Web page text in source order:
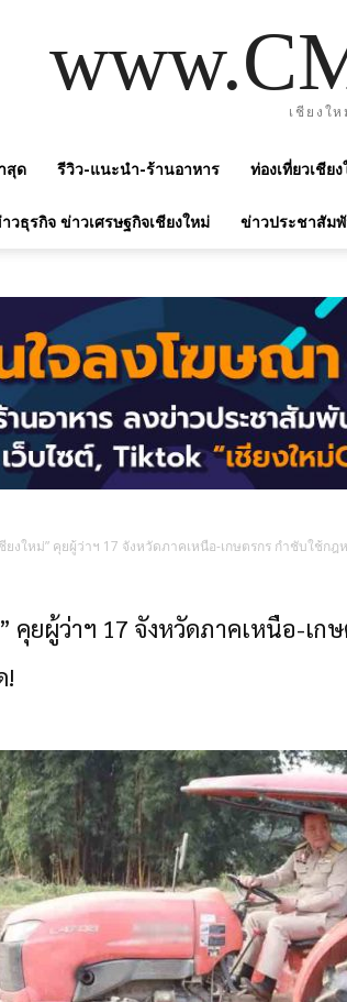
เชียงใ
สุด รีวิว-แนะนำ-ร้านอาหาร ท่องเที่ยวเชีย
วธุรกิจ ข่าวเศรษฐกิจเชียงใหม่ ข่าวประชาสัม
ชียงใหม่” คุยผู้ว่าฯ 17 จังหวัดภาคเหนือ-เกษตรกร กำชับใช้ก
คุยผู้ว่าฯ 17 จังหวัดภาคเหนือ-เก
!